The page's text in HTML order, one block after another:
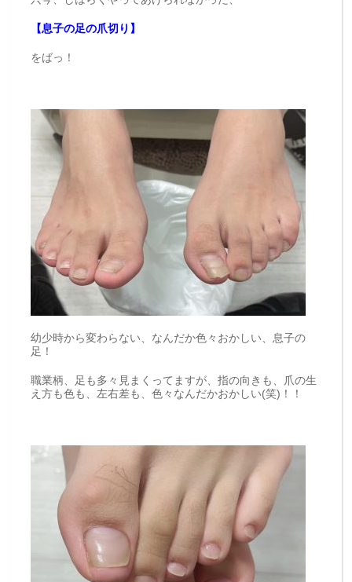
【息子の足の爪切り】
をばっ！
幼少時から変わらない、なんだか色々おかしい、息子の
足！
職業柄、足も多々見まくってますが、指の向きも、爪の生
え方も色も、左右差も、色々なんだかおかしい(笑)！！